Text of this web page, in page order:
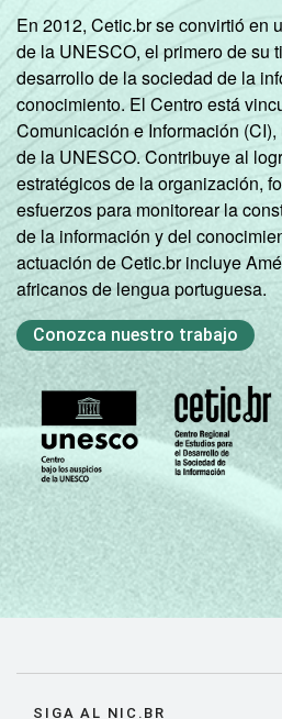
CONDIÇÃO
DE
ATIVIDADE
Na força
Fora
Fonte: CGI.br/NIC.br,
Estudos para o
Sociedade da
Pesquisa sobre o uso
informação e
brasileiros - TIC
En 2012, Cetic.br se convirtió en
de la UNESCO, el primero de su
desarrollo de la sociedad de la
conocimiento. El Centro está
Comunicación e Información
de la UNESCO. Contribuye al
estratégicos de la organización,
esfuerzos para monitorear la
de la información y del
actuación de Cetic.br incluye
africanos de lengua portuguesa.
Conozca nuestro trabajo
SIGA AL NIC.BR